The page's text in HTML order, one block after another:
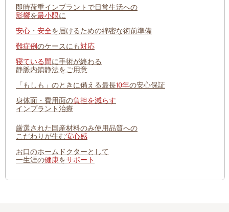
即時荷重インプラントで日常生活への
影響を最小限に
安心 ・ 安全を届けるための綿密な術前準備
難症例のケースにも対応
寝ている間に手術が終わる
静脈内鎮静法をご用意
「もしも」のときに備える最長10年の安心保証
身体面・費用面の負担を減らす
インプラント治療
厳選された国産材料のみ使用品質への
こだわりが生む安心感
お口のホームドクターとして
一生涯の健康をサポート